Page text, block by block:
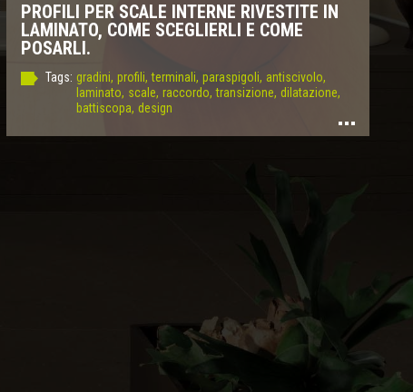
PROFILI PER SCALE INTERNE RIVESTITE IN
LAMINATO, COME SCEGLIERLI E COME
POSARLI.
Tags: gradini, profili, terminali, paraspigoli, antiscivolo,
laminato, scale, raccordo, transizione, dilatazione,
battiscopa, design